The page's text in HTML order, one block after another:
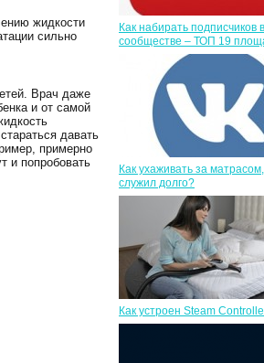
жидкости
сильно
Врач даже
и от самой
давать
примерно
и попробовать
Как набирать подписчиков
сообществе – ТОП 19
Как ухаживать за
служил долго?
Как устроен Steam